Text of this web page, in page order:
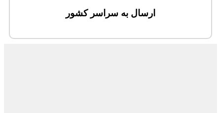
ارسال به سراسر کشور